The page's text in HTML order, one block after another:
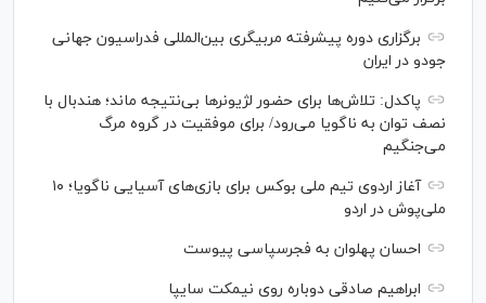
برگزاری دوره پیشرفته مربیگری بین‌المللی فدراسیون جهانی
جودو در ایران
پاکدل: تلاش‌ها برای حضور لژیونر‌ها بی‌نتیجه ماند؛ هندبال با
نصف توان به ناگویا می‌رود/ برای موفقیت در گروه مرگ
می‌جنگیم
آغاز اردوی تیم ملی بوکس برای بازی‌های آسیایی ناگویا؛ ۱۰
ملی‌پوش در اردو
احسان پهلوان به فجرسپاسی پیوست
ابراهیم صادقی دوباره روی نیمکت سایپا